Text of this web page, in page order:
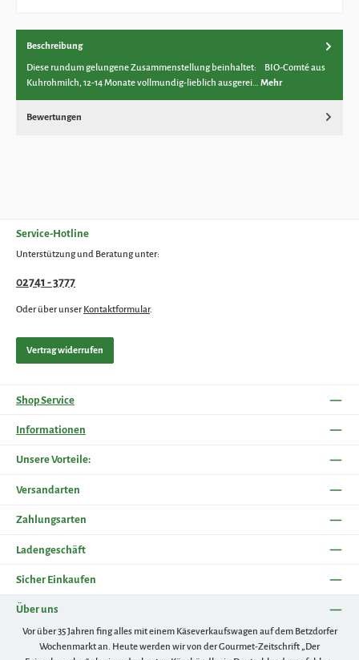
Beschreibung
Diese rundum gelungene Zusammenstellung beinhaltet: BIO-Comté aus
Kuhrohmilch, 12-14 Monate vollmundig-lieblich ausgerei… Mehr
Bewertungen
Service-Hotline
Unterstützung und Beratung unter:
02741 - 3777
Oder über unserKontaktformular.
Vertrag widerrufen
Shop Service
Informationen
Unsere Vorteile:
Versandarten
Zahlungsarten
Ladengeschäft
Sicher Einkaufen
Über uns
Vor über 35 Jahren fing alles mit einem Käseverkaufswagen auf dem Betzdorfer
Wochenmarkt an. Heute werden wir von der Gourmet-Zeitschrift „Der